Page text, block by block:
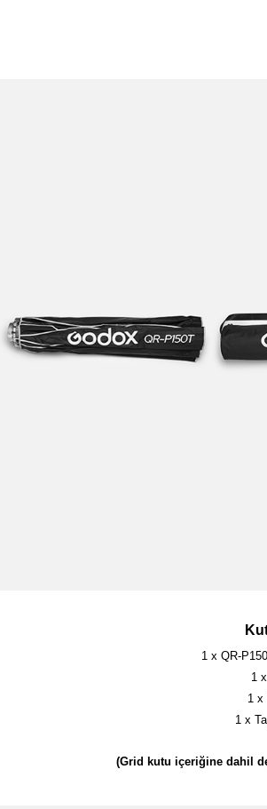
1 x QR-
1
1 x
1 x
(Grid kutu içeriğine dahil